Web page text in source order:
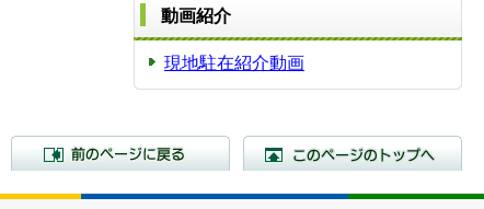
動画紹介
現地駐在紹介動画
前のページに戻る